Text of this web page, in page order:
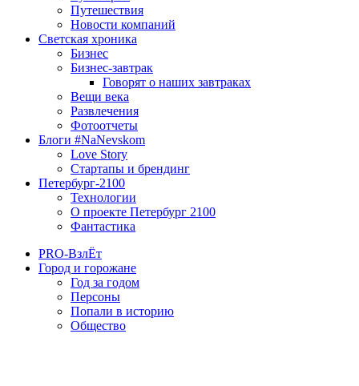
Путешествия
Новости компаний
Светская хроника
Бизнес
Бизнес-завтрак
Говорят о наших завтраках
Вещи века
Развлечения
Фотоотчеты
Блоги #NaNevskom
Love Story
Стартапы и брендинг
Петербург-2100
Технологии
О проекте Петербург 2100
Фантастика
PRO-ВзлЁт
Город и горожане
Год за годом
Персоны
Попали в историю
Общество